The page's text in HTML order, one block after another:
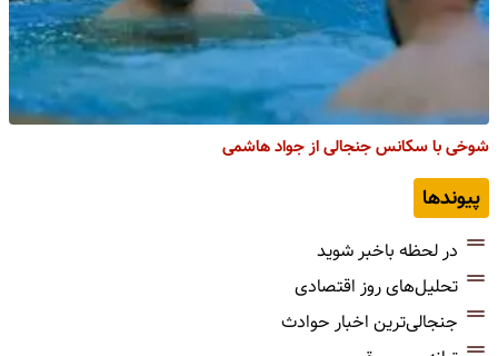
شوخی با سکانس جنجالی از جواد هاشمی
پیوندها
در لحظه باخبر شوید
تحلیل‌های روز اقتصادی
جنجالی‌ترین اخبار حوادث